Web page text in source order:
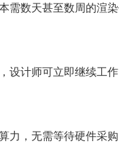
需数天甚至数周的渲
设计师可立即继续工
，无需等待硬件采购